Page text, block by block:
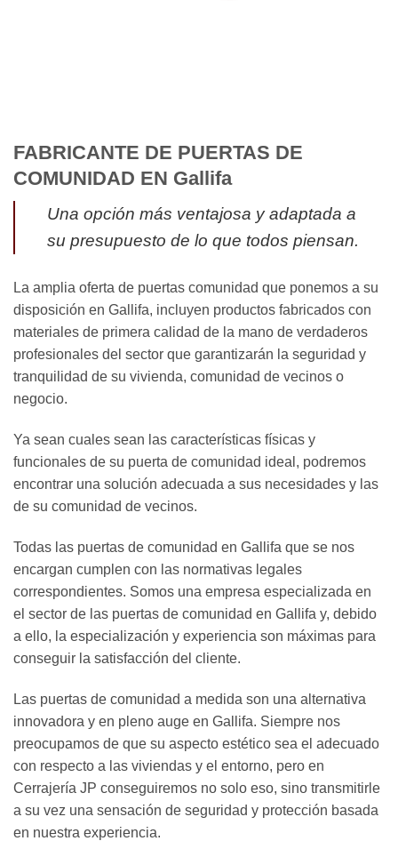
FABRICANTE DE PUERTAS DE
COMUNIDAD EN Gallifa
Una opción más ventajosa y adaptada a
su presupuesto de lo que todos piensan.
La amplia oferta de puertas comunidad que ponemos a su
disposición en Gallifa, incluyen productos fabricados con
materiales de primera calidad de la mano de verdaderos
profesionales del sector que garantizarán la seguridad y
tranquilidad de su vivienda, comunidad de vecinos o
negocio.
Ya sean cuales sean las características físicas y
funcionales de su puerta de comunidad ideal, podremos
encontrar una solución adecuada a sus necesidades y las
de su comunidad de vecinos.
Todas las puertas de comunidad en Gallifa que se nos
encargan cumplen con las normativas legales
correspondientes. Somos una empresa especializada en
el sector de las puertas de comunidad en Gallifa y, debido
a ello, la especialización y experiencia son máximas para
conseguir la satisfacción del cliente.
Las puertas de comunidad a medida son una alternativa
innovadora y en pleno auge en Gallifa. Siempre nos
preocupamos de que su aspecto estético sea el adecuado
con respecto a las viviendas y el entorno, pero en
Cerrajería JP conseguiremos no solo eso, sino transmitirle
a su vez una sensación de seguridad y protección basada
en nuestra experiencia.